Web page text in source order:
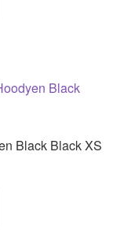
Black Black XS